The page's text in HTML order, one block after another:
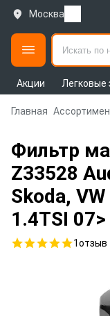
Москва
Акции Легковые
Главная
Фильтр
Z33528
Skoda,
1.4TSI 07>
1отзыв